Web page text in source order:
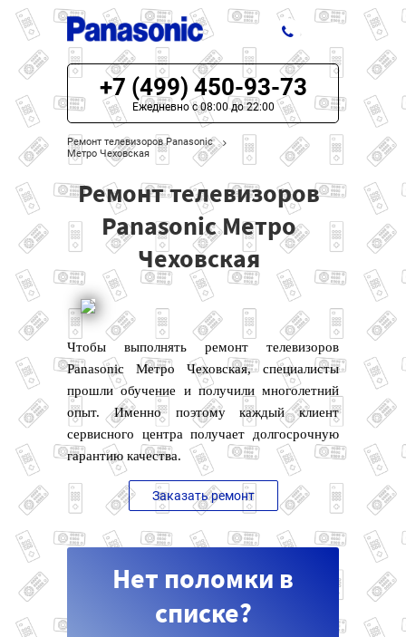
ЦЕНЫ НА РЕМОНТ
О СЕРВИСЕ
МОДЕЛИ PANASONIC
НАШИ КОНТАКТЫ
+7 (499) 450-93-73
Ежедневно с 08:00 до 22:00
Ремонт телевизоров Panasonic
Метро Чеховская
Ремонт телевизоров
Panasonic Метро
Чеховская
Чтобы выполнять ремонт телевизоров
Panasonic Метро Чеховская, специалисты
прошли обучение и получили многолетний
опыт. Именно поэтому каждый клиент
сервисного центра получает долгосрочную
гарантию качества.
Заказать ремонт
Нет поломки в
списке?